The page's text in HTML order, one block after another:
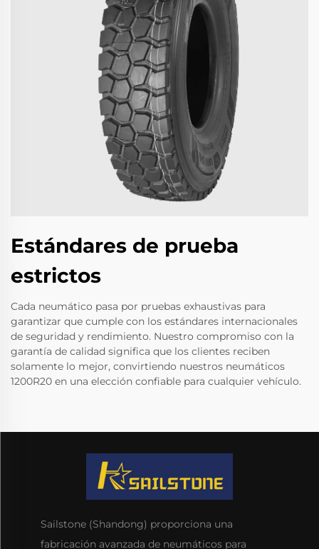
Estándares de prueba
estrictos
Cada neumático pasa por pruebas exhaustivas para
garantizar que cumple con los estándares internacionales
de seguridad y rendimiento. Nuestro compromiso con la
garantía de calidad significa que los clientes reciben
solamente lo mejor, convirtiendo nuestros neumáticos
1200R20 en una elección confiable para cualquier vehículo.
Sailstone (Shandong) proporciona una
fabricación avanzada de neumáticos para